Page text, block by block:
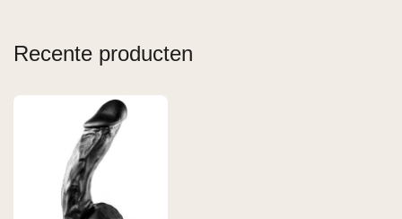
Recente producten